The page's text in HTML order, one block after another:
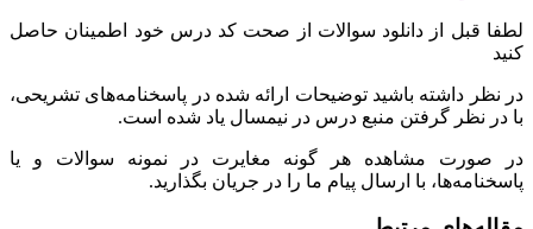
لطفا قبل از دانلود سوالات از صحت کد درس خود اطمینان حاصل
کنید
در نظر داشته باشید توضیحات ارائه شده در پاسخنامه‌های تشریحی،
با در نظر گرفتن منبع درس در نیمسال یاد شده است.
در صورت مشاهده هر گونه مغایرت در نمونه سوالات و یا
پاسخنامه‌ها، با ارسال پیام ما را در جریان بگذارید.